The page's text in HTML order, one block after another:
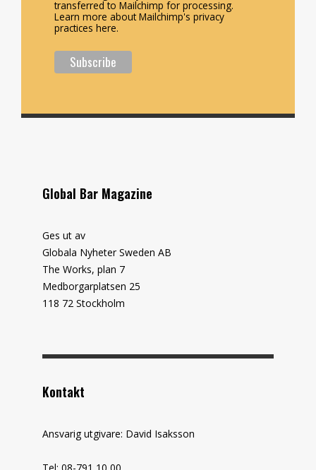
transferred to Mailchimp for processing.
Learn more about Mailchimp's privacy
practices here.
Global Bar Magazine
Ges ut av
Globala Nyheter Sweden AB
The Works, plan 7
Medborgarplatsen 25
118 72 Stockholm
Kontakt
Ansvarig utgivare: David Isaksson
Tel: 08-791 10 00